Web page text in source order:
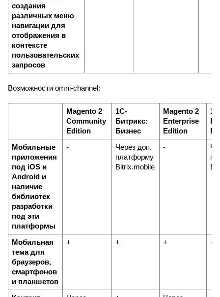
создания
различных меню
навигации для
отображения в
контексте
пользовательских
запросов
Возможности omni-channel:
Magento 2
Community
Edition
1С-
Битрикс:
Бизнес
Magento 2
Enterprise
Edition
Мобильные
приложения
под iOS и
Android и
наличие
библиотек
разработки
под эти
платформы
-
Через доп.
платформу
Bitrix.mobile
-
Мобильная
тема для
браузеров,
смартфонов
и планшетов
+ + + +